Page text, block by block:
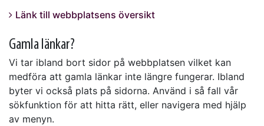
Länk till webbplatsens översikt
Gamla länkar?
Vi tar ibland bort sidor på webbplatsen vilket kan
medföra att gamla länkar inte längre fungerar. Ibland
byter vi också plats på sidorna. Använd i så fall vår
sökfunktion för att hitta rätt, eller navigera med hjälp
av menyn.